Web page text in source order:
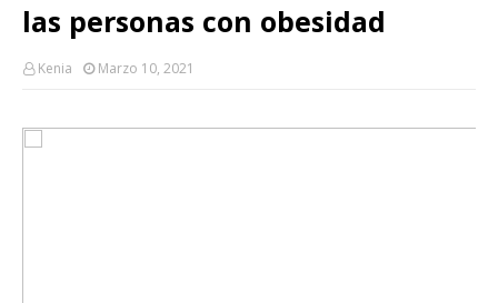
las personas con obesidad
Kenia Marzo 10, 2021